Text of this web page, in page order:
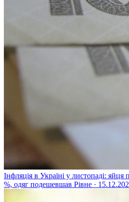
Інфляція в Україні у листопаді:
%, одяг подешевшав Рівне ·